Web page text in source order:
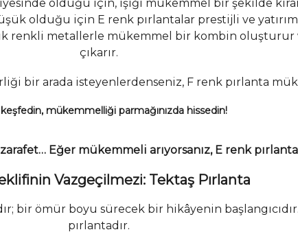
olduğu için, ışığı mükemmel bir şekilde
olduğu için E renk pırlantalar prestijli ve yatırım
renkli metallerle mükemmel bir kombin oluşturur
çıkarır.
bir arada isteyenlerdenseniz, F renk pırlanta
mükemmelliği parmağınızda hissedin!
Eğer mükemmeli arıyorsanız, E renk pırlanta
Vazgeçilmezi: Tektaş Pırlanta
bir ömür boyu sürecek bir hikâyenin
pırlantadır.